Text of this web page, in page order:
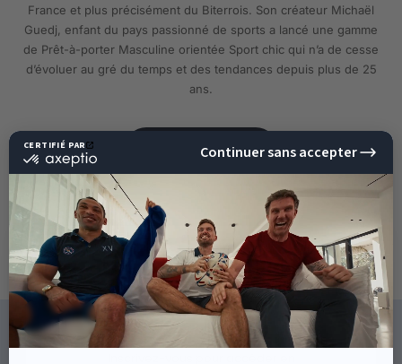
France et plus précisément du Biterrois. Son créateur Michaël
Guedj, enfant du pays passionné de sports a lancé une gamme
de Prêt-à-porter Masculine orientée Sport chic qui n’a de cesse
d’évoluer au gré du temps et des tendances depuis plus de 25
ans.
EN SAVOIR PLUS
CE QU'ILS DISENT DE NOUS
10%DE RÉDUCTION
SUR VOTRE PROCHAINE
COMMANDE !